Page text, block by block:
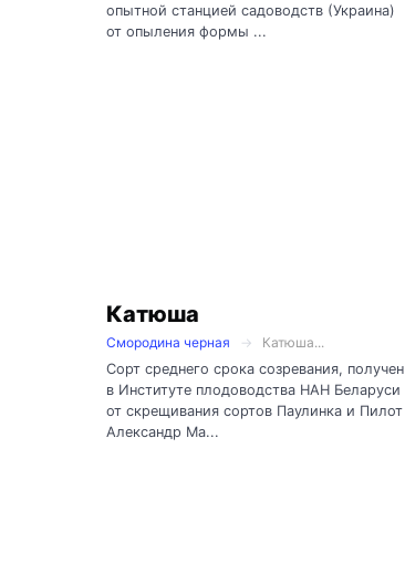
опытной станцией садоводств (Украина)
от опыления формы ...
Катюша
Смородина черная
Катюша...
Сорт среднего срока созревания, получен
в Институте плодоводства НАН Беларуси
от скрещивания сортов Паулинка и Пилот
Александр Ма...